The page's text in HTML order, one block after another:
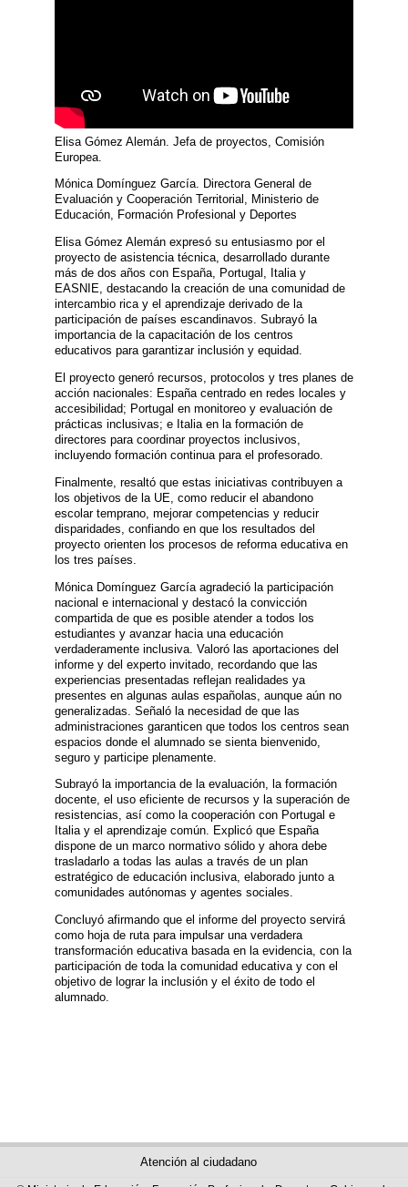
Elisa Gómez Alemán. Jefa de proyectos, Comisión
Europea.
Mónica Domínguez García. Directora General de
Evaluación y Cooperación Territorial, Ministerio de
Educación, Formación Profesional y Deportes
Elisa Gómez Alemán expresó su entusiasmo por el
proyecto de asistencia técnica, desarrollado durante
más de dos años con España, Portugal, Italia y
EASNIE, destacando la creación de una comunidad de
intercambio rica y el aprendizaje derivado de la
participación de países escandinavos. Subrayó la
importancia de la capacitación de los centros
educativos para garantizar inclusión y equidad.
El proyecto generó recursos, protocolos y tres planes de
acción nacionales: España centrado en redes locales y
accesibilidad; Portugal en monitoreo y evaluación de
prácticas inclusivas; e Italia en la formación de
directores para coordinar proyectos inclusivos,
incluyendo formación continua para el profesorado.
Finalmente, resaltó que estas iniciativas contribuyen a
los objetivos de la UE, como reducir el abandono
escolar temprano, mejorar competencias y reducir
disparidades, confiando en que los resultados del
proyecto orienten los procesos de reforma educativa en
los tres países.
Mónica Domínguez García agradeció la participación
nacional e internacional y destacó la convicción
compartida de que es posible atender a todos los
estudiantes y avanzar hacia una educación
verdaderamente inclusiva. Valoró las aportaciones del
informe y del experto invitado, recordando que las
experiencias presentadas reflejan realidades ya
presentes en algunas aulas españolas, aunque aún no
generalizadas. Señaló la necesidad de que las
administraciones garanticen que todos los centros sean
espacios donde el alumnado se sienta bienvenido,
seguro y participe plenamente.
Subrayó la importancia de la evaluación, la formación
docente, el uso eficiente de recursos y la superación de
resistencias, así como la cooperación con Portugal e
Italia y el aprendizaje común. Explicó que España
dispone de un marco normativo sólido y ahora debe
trasladarlo a todas las aulas a través de un plan
estratégico de educación inclusiva, elaborado junto a
comunidades autónomas y agentes sociales.
Concluyó afirmando que el informe del proyecto servirá
como hoja de ruta para impulsar una verdadera
transformación educativa basada en la evidencia, con la
participación de toda la comunidad educativa y con el
objetivo de lograr la inclusión y el éxito de todo el
alumnado.
Atención al ciudadano